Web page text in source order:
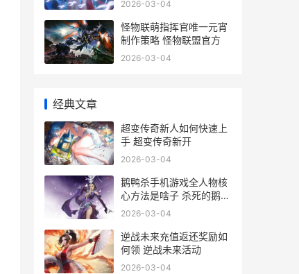
2026-03-04
怪物联萌指挥官唯一元宵
制作策略 怪物联盟官方
2026-03-04
经典文章
超变传奇新人如何快速上
手 超变传奇新开
2026-03-04
鹅鸭杀手机游戏全人物核
心方法是啥子 杀死的鹅与
鸭子的区别
2026-03-04
逆战未来充值返还奖励如
何领 逆战未来活动
2026-03-04